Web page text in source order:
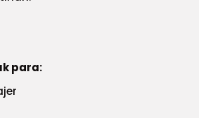
para: